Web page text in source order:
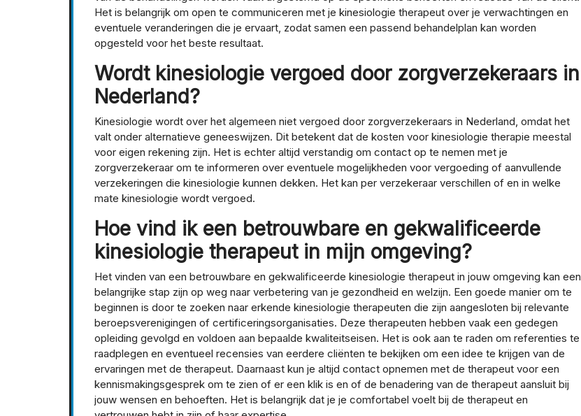
Het is belangrijk om open te communiceren met je kinesiologie therapeut over je verwachtingen en
eventuele veranderingen die je ervaart, zodat samen een passend behandelplan kan worden
opgesteld voor het beste resultaat.
Wordt kinesiologie vergoed door zorgverzekeraars in
Nederland?
Kinesiologie wordt over het algemeen niet vergoed door zorgverzekeraars in Nederland, omdat het
valt onder alternatieve geneeswijzen. Dit betekent dat de kosten voor kinesiologie therapie meestal
voor eigen rekening zijn. Het is echter altijd verstandig om contact op te nemen met je
zorgverzekeraar om te informeren over eventuele mogelijkheden voor vergoeding of aanvullende
verzekeringen die kinesiologie kunnen dekken. Het kan per verzekeraar verschillen of en in welke
mate kinesiologie wordt vergoed.
Hoe vind ik een betrouwbare en gekwalificeerde
kinesiologie therapeut in mijn omgeving?
Het vinden van een betrouwbare en gekwalificeerde kinesiologie therapeut in jouw omgeving kan een
belangrijke stap zijn op weg naar verbetering van je gezondheid en welzijn. Een goede manier om te
beginnen is door te zoeken naar erkende kinesiologie therapeuten die zijn aangesloten bij relevante
beroepsverenigingen of certificeringsorganisaties. Deze therapeuten hebben vaak een gedegen
opleiding gevolgd en voldoen aan bepaalde kwaliteitseisen. Het is ook aan te raden om referenties te
raadplegen en eventueel recensies van eerdere cliënten te bekijken om een idee te krijgen van de
ervaringen met de therapeut. Daarnaast kun je altijd contact opnemen met de therapeut voor een
kennismakingsgesprek om te zien of er een klik is en of de benadering van de therapeut aansluit bij
jouw wensen en behoeften. Het is belangrijk dat je je comfortabel voelt bij de therapeut en